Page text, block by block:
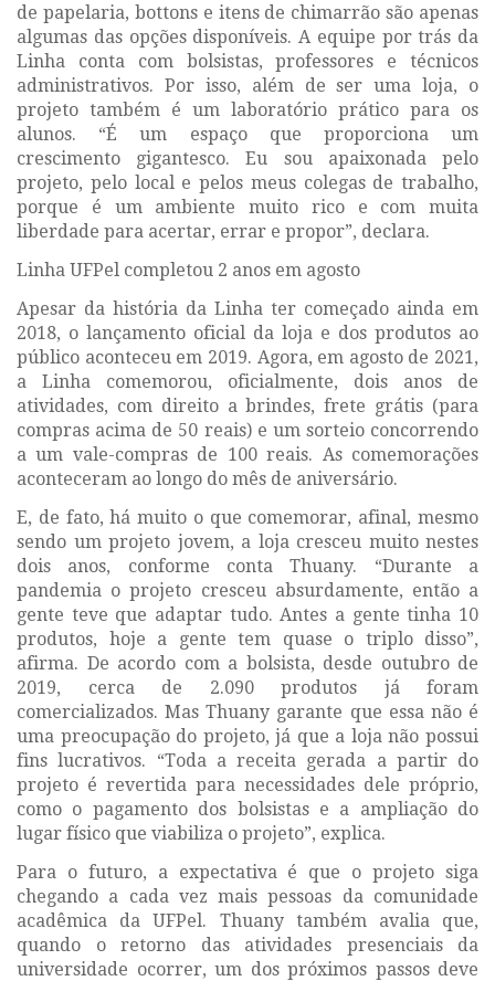
de papelaria, bottons e itens de chimarrão são apenas
algumas das opções disponíveis. A equipe por trás da
Linha conta com bolsistas, professores e técnicos
administrativos. Por isso, além de ser uma loja, o
projeto também é um laboratório prático para os
alunos. “É um espaço que proporciona um
crescimento gigantesco. Eu sou apaixonada pelo
projeto, pelo local e pelos meus colegas de trabalho,
porque é um ambiente muito rico e com muita
liberdade para acertar, errar e propor”, declara.
Linha UFPel completou 2 anos em agosto
Apesar da história da Linha ter começado ainda em
2018, o lançamento oficial da loja e dos produtos ao
público aconteceu em 2019. Agora, em agosto de 2021,
a Linha comemorou, oficialmente, dois anos de
atividades, com direito a brindes, frete grátis (para
compras acima de 50 reais) e um sorteio concorrendo
a um vale-compras de 100 reais. As comemorações
aconteceram ao longo do mês de aniversário.
E, de fato, há muito o que comemorar, afinal, mesmo
sendo um projeto jovem, a loja cresceu muito nestes
dois anos, conforme conta Thuany. “Durante a
pandemia o projeto cresceu absurdamente, então a
gente teve que adaptar tudo. Antes a gente tinha 10
produtos, hoje a gente tem quase o triplo disso”,
afirma. De acordo com a bolsista, desde outubro de
2019, cerca de 2.090 produtos já foram
comercializados. Mas Thuany garante que essa não é
uma preocupação do projeto, já que a loja não possui
fins lucrativos. “Toda a receita gerada a partir do
projeto é revertida para necessidades dele próprio,
como o pagamento dos bolsistas e a ampliação do
lugar físico que viabiliza o projeto”, explica.
Para o futuro, a expectativa é que o projeto siga
chegando a cada vez mais pessoas da comunidade
acadêmica da UFPel. Thuany também avalia que,
quando o retorno das atividades presenciais da
universidade ocorrer, um dos próximos passos deve